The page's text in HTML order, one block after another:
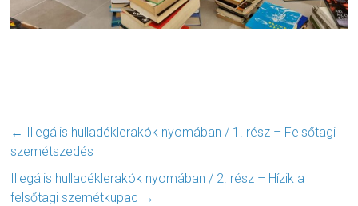
← Illegális hulladéklerakók nyomában / 1. rész – Felsőtagi
szemétszedés
Illegális hulladéklerakók nyomában / 2. rész – Hízik a
felsőtagi szemétkupac →